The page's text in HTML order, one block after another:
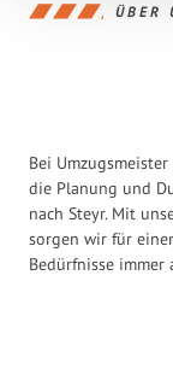
ÜBER
Bei
die Planung und
nach Steyr. Mit
sorgen wir für
Bedürfnisse immer